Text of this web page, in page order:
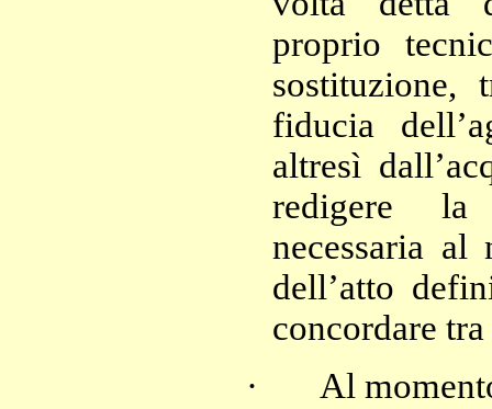
proprio
fiducia
altresì
redigere la
necessaria al
dell’atto
concordare
·
Al